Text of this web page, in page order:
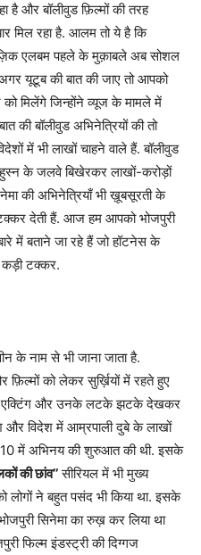
है और बॉलीवुड फ़िल्मों की तरह
मिल रहा है. आलम तो ये है कि
एलबम पहले के मुक़ाबले अब सोशल
यूटूब की बात की जाए तो आपको
मिलेंगे जिन्होंने व्यूज के मामले में
की बॉलीवुड अभिनेत्रियों की तो
में भी लाखों चाहने वाले हैं. बॉलीवुड
के जलवे बिखेरकर लाखों-करोड़ों
की अभिनेत्रियाँ भी ख़ूबसूरती के
देती हैं. आज हम आपको भोजपुरी
में बताने जा रहे हैं जो हॉटनेस के
कड़ी टक्कर.
के नाम से भी जाना जाता है.
को लेकर सुर्ख़ियों में रहते हुए
एक्टिंग और उनके लटके झटके देखकर
और विदेश में आम्रपाली दुबे के लाखों
में अभिनय की शुरुआत की थी. इसके
की छांव’’सीरियल में भी मुख्य
लोगों ने बहुत पसंद भी किया था. इसके
सिनेमा का रुख़ कर लिया था
फिल्म इंडस्ट्री की दिग्गज